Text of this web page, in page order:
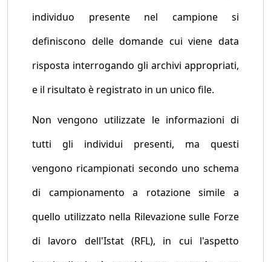
individuo presente nel campione si
definiscono delle domande cui viene data
risposta interrogando gli archivi appropriati,
e il risultato è registrato in un unico file.
Non vengono utilizzate le informazioni di
tutti gli individui presenti, ma questi
vengono ricampionati secondo uno schema
di campionamento a rotazione simile a
quello utilizzato nella Rilevazione sulle Forze
di lavoro dell'Istat (RFL), in cui l'aspetto